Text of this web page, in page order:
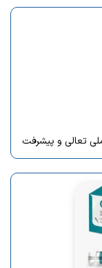
تعالی و پیشرفت